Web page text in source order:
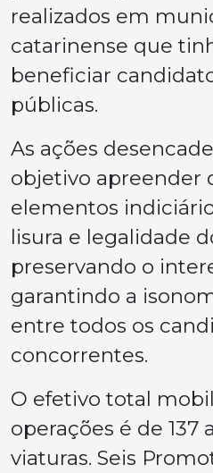
realizados em
catarinense que
beneficiar
públicas.
As ações
objetivo apreender
elementos
lisura e legalidade
preservando o
garantindo a
entre todos os
concorrentes.
O efetivo total
operações é de 137
viaturas. Seis